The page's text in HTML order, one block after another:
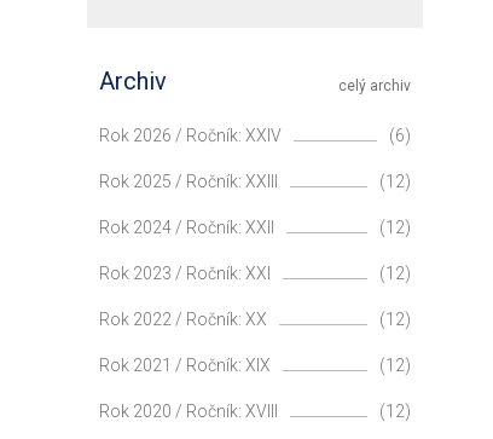
celý archiv
Archiv
Rok 2026 / Ročník: XXIV (6)
Rok 2025 / Ročník: XXIII (12)
Rok 2024 / Ročník: XXII (12)
Rok 2023 / Ročník: XXI (12)
Rok 2022 / Ročník: XX (12)
Rok 2021 / Ročník: XIX (12)
Rok 2020 / Ročník: XVIII (12)